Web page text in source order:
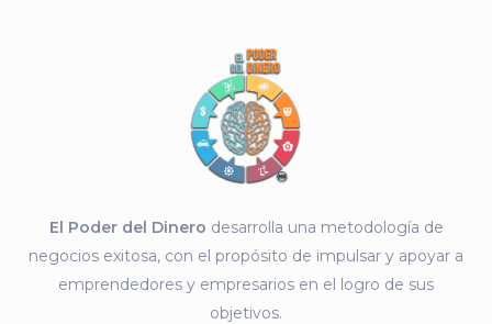
El Poder del Dinero desarrolla una metodología de
negocios exitosa, con el propósito de impulsar y apoyar a
emprendedores y empresarios en el logro de sus
objetivos.